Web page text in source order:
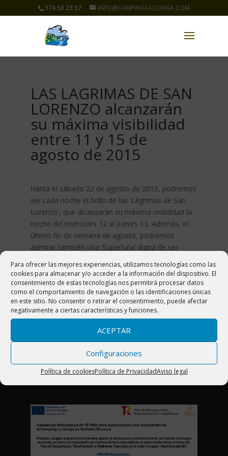
Para ofrecer las mejores experiencias, utilizamos tecnologías como las
cookies para almacenar y/o acceder a la información del dispositivo. El
consentimiento de estas tecnologías nos permitirá procesar datos
como el comportamiento de navegación o las identificaciones únicas
en este sitio. No consentir o retirar el consentimiento, puede afectar
negativamente a ciertas características y funciones.
ACEPTAR
Configuraciones
Política de cookiesPolítica de PrivacidadAviso legal
974 50 23 57 INFO@CAMPINGLAGORGA.COM
LAS LAGRIMAS DE SAN
LORENZO alcanzarán
su máxima visibilidad
entre 11 y 15 de
agosto de 2015
Hasta el sábado 22 de agosto de 2015, podremos
ver cada noche el brillo de las ‘Lágrimas de San
Lorenzo‘, que alcanzarán su máxima visibilidad la
noche del miércoles 12 al jueves 13. Además, el
último fin de semana de agosto, podremos
admirar también una ‘Superluna’ digna de ser
CAMPING LA GORGA
Pirineo Aragonés (España)